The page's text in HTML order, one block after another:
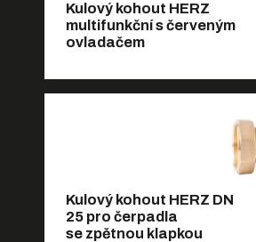
Kulový kohout HERZ
multifunkční s červeným
ovladačem
Kulový kohout HERZ DN
25 pro čerpadla
se zpětnou klapkou